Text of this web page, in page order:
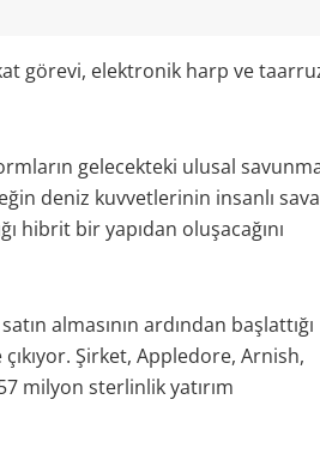
görevi, elektronik harp ve
gelecekteki ulusal
deniz kuvvetlerinin insanlı
hibrit bir yapıdan oluşacağını
almasının ardından başlattığı
Şirket, Appledore, Arnish,
milyon sterlinlik yatırım